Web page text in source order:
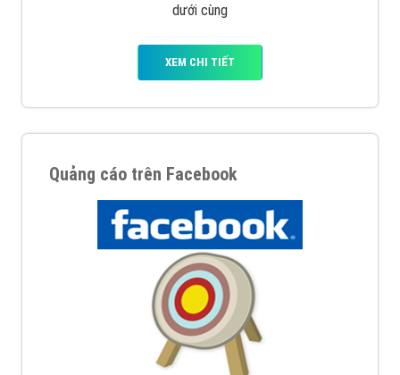
dưới cùng
XEM CHI TIẾT
Quảng cáo trên Facebook